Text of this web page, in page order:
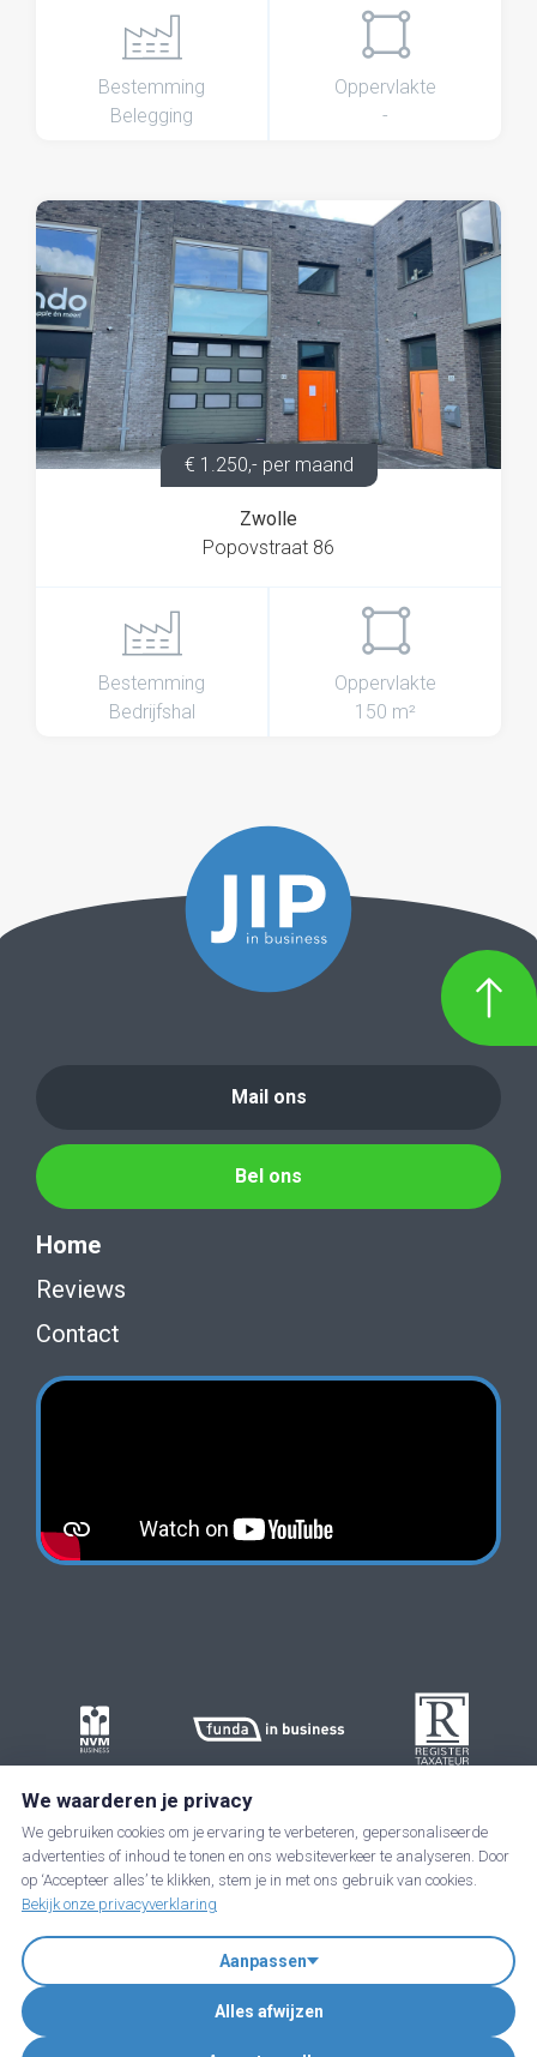
Bestemming
Belegging
Oppervlakte
-
€ 1.250,- per maand
Zwolle
Popovstraat 86
Bestemming
Bedrijfshal
Oppervlakte
150 m²
Mail ons
Bel ons
Home
Reviews
Contact
89237285 | BTW nummer: NL864919542B01
We waarderen je privacy
We gebruiken cookies om je ervaring te verbeteren, gepersonaliseerde
advertenties of inhoud te tonen en ons websiteverkeer te analyseren. Door
op ‘Accepteer alles’ te klikken, stem je in met ons gebruik van cookies.
Bekijk onze privacyverklaring
Aanpassen
Alles afwijzen